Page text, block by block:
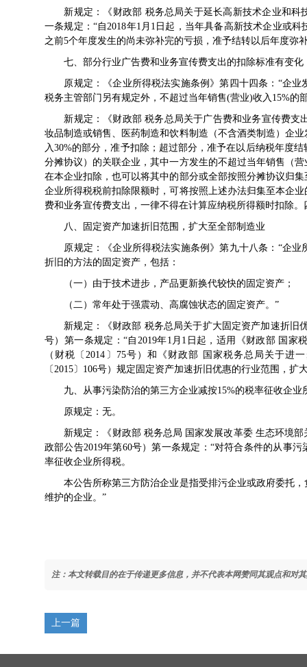
新规定：《 财政部 税务总局关于延长高新技术企业和科
一条规定：“自2018年1月1日起，当年具备高新技术企业或
之前5个年度发生的尚未弥补完的亏损，准予结转以后年度弥
七、部分行业广告费和业务宣传费支出的扣除标准有变化
原规定：《企业所得税法实施条例 》第四十四条：“企业
税务主管部门另有规定外，不超过当年销售(营业)收入15%
新规定：《财政部 税务总局关于广告费和业务宣传费支
妆品制造或销售、医药制造和饮料制造（不含酒类制造）企
入30%的部分，准予扣除；超过部分，准予在以后纳税年度
分摊协议）的关联企业，其中一方发生的不超过当年销售（
在本企业扣除，也可以将其中的部分或全部按照分摊协议归
企业所得税税前扣除限额时，可将按照上述办法归集至本企
费和业务宣传费支出，一律不得在计算应纳税所得额时扣除
八、固定资产加速折旧范围，扩大至全部制造业
原规定：《企业所得税法实施条例 》第九十八条：“企业
折旧的方法的固定资产，包括：
（一）由于技术进步，产品更新换代较快的固定资产；
（二）常年处于强震动、高腐蚀状态的固定资产。”
新规定：《财政部 税务总局关于扩大固定资产加速折旧
号）第一条规定：“自2019年1月1日起，适用《财政部 国家
（ 财税〔2014〕75号 ）和《 财政部 国家税务总局关于进
〔2015〕106号）规定固定资产加速折旧优惠的行业范围，扩
九、从事污染防治的第三方企业减按15%的税率征收企业
原规定：无。
新规定：《 财政部 税务总局 国家发展改革委 生态环境
政部公告2019年第60号）第一条规定：“对符合条件的从事
率征收企业所得税。
本公告所称第三方防治企业是指受排污企业或政府委托，
维护的企业。”
注：本文转载目的在于传递更多信息，并不代表本网赞同其观点和对
上一篇